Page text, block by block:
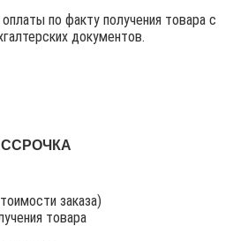
по факту получения товара с
документов.
заказа)
товара